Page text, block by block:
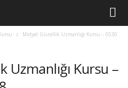
Midyat Güzellik Uzmanlığı Kursu – 0530
Kursu –